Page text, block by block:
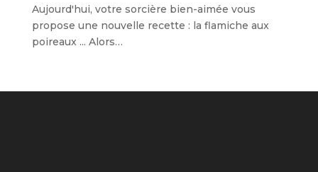
Aujourd'hui, votre sorcière bien-aimée vous
propose une nouvelle recette : la flamiche aux
poireaux ... Alors…